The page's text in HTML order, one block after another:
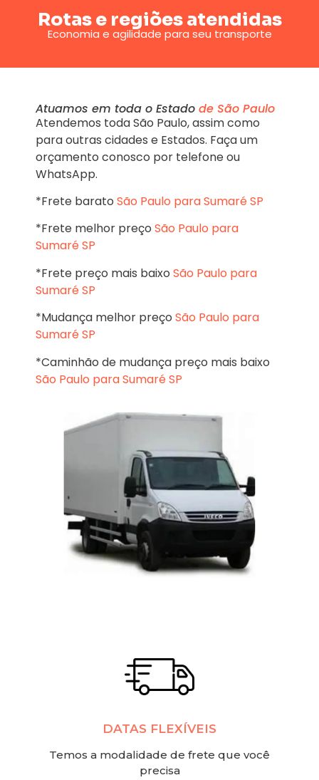
Rotas e regiões atendidas
Economia e agilidade para seu transporte
Atuamos em toda o Estado de São Paulo
Atendemos toda São Paulo, assim como
para outras cidades e Estados. Faça um
orçamento conosco por telefone ou
WhatsApp.
*Frete barato São Paulo para Sumaré SP
*Frete melhor preço São Paulo para
Sumaré SP
*Frete preço mais baixo São Paulo para
Sumaré SP
*Mudança melhor preço São Paulo para
Sumaré SP
*Caminhão de mudança preço mais baixo
São Paulo para Sumaré SP
DATAS FLEXÍVEIS
Temos a modalidade de frete que você
precisa